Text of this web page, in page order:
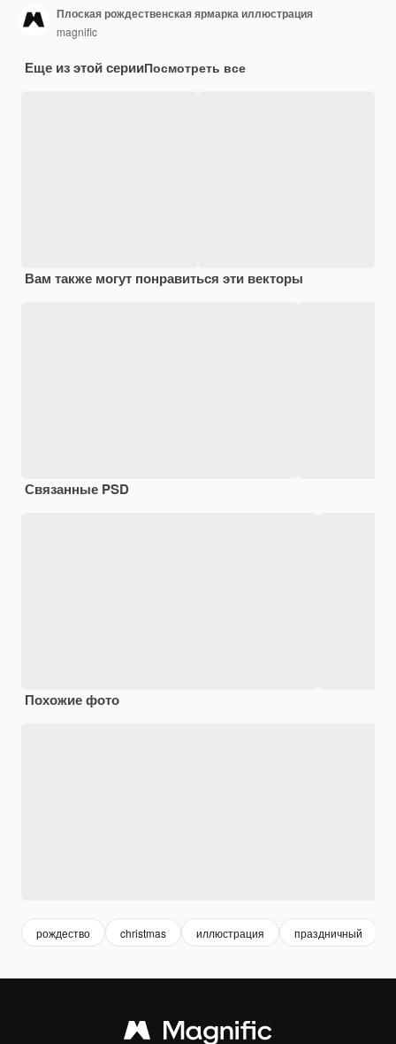
Плоская рождественская ярмарка иллюстрация
magnific
Еще из этой серииПосмотреть все
Вам также могут понравиться эти векторы
Связанные PSD
Похожие фото
рождество christmas иллюстрация праздничный